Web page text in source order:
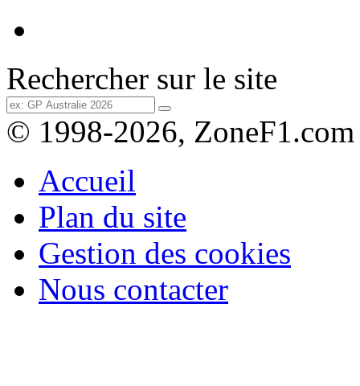
Rechercher sur le site
© 1998-2026, ZoneF1.com
Accueil
Plan du site
Gestion des cookies
Nous contacter